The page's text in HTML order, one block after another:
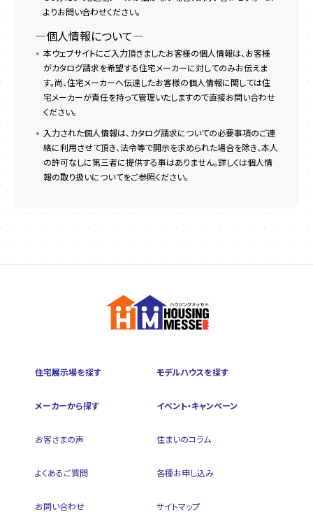
よりお問い合わせください。
―個人情報について―
本ウェブサイトにご入力頂きましたお客様の個人情報は、お客様
がカタログ請求を希望する住宅メーカーに対してのみお伝えま
す。尚、住宅メーカーへ伝達したお客様の個人情報に関しては住
宅メーカーが責任を持って管理いたしますので直接お問い合わせ
ください。
入力された個人情報は、カタログ請求についての必要事項のご連
絡に利用させて頂き、法令等で開示を求められた場合を除き、本人
の許可なしに第三者に提供する事はありません。詳しくは個人情
報の取り扱いについてをご参照ください。
住宅展示場を探す モデルハウスを探す
メーカーから探す イベント・キャンペーン
お客さまの声 住まいのコラム
よくあるご質問 各種お申し込み
お問い合わせ サイトマップ